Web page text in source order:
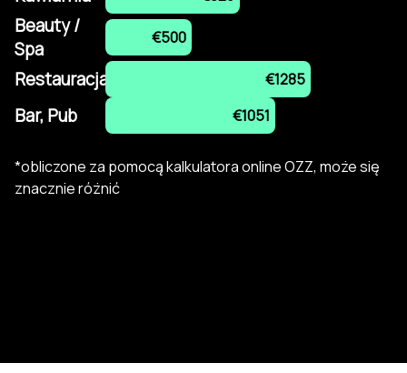
Beauty /
Spa
€500
Restauracja €1285
Bar, Pub €1051
*obliczone za pomocą kalkulatora online OZZ, może się
znacznie różnić